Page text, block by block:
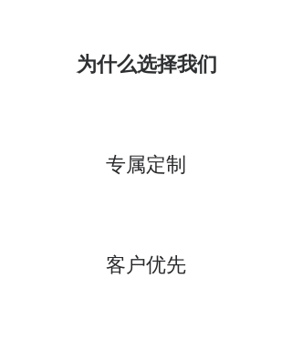
为什么选择我们
专属定制
客户优先